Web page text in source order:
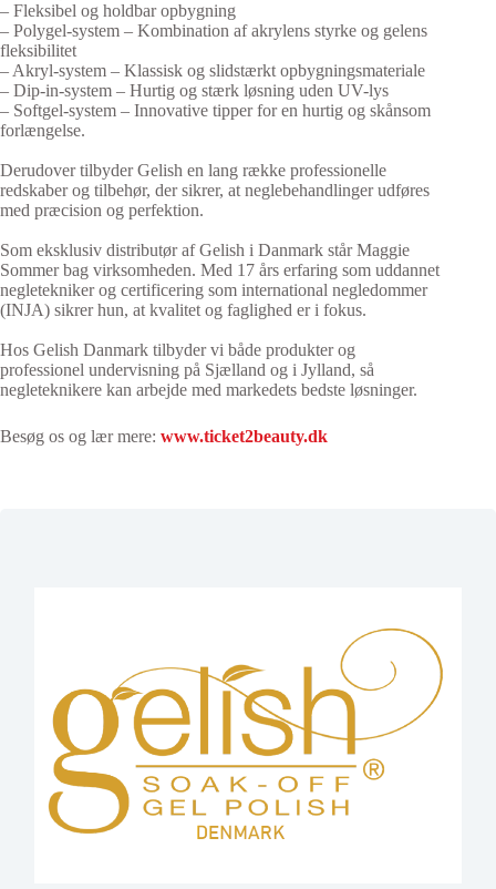
– Fleksibel og holdbar opbygning
– Polygel-system – Kombination af akrylens styrke og gelens
fleksibilitet
– Akryl-system – Klassisk og slidstærkt opbygningsmateriale
– Dip-in-system – Hurtig og stærk løsning uden UV-lys
– Softgel-system – Innovative tipper for en hurtig og skånsom
forlængelse.
Derudover tilbyder Gelish en lang række professionelle
redskaber og tilbehør, der sikrer, at neglebehandlinger udføres
med præcision og perfektion.
Som eksklusiv distributør af Gelish i Danmark står Maggie
Sommer bag virksomheden. Med 17 års erfaring som uddannet
negletekniker og certificering som international negledommer
(INJA) sikrer hun, at kvalitet og faglighed er i fokus.
Hos Gelish Danmark tilbyder vi både produkter og
professionel undervisning på Sjælland og i Jylland, så
negleteknikere kan arbejde med markedets bedste løsninger.
Besøg os og lær mere: www.ticket2beauty.dk